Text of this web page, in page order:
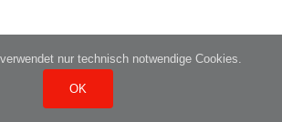
nur technisch notwendige Cookies.
OK